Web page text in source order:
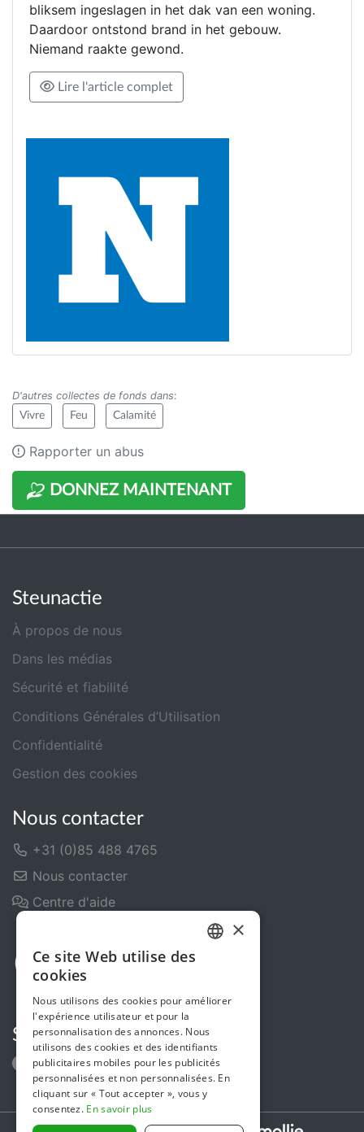
DONNEZ MAINTENANT
bliksem ingeslagen in het dak van een woning.
Daardoor ontstond brand in het gebouw.
Niemand raakte gewond.
Lire l'article complet
D'autres collectes de fonds dans:
Vivre Feu Calamité
Rapporter un abus
Steunactie
À propos de nous
Dans les médias
Sécurité et fiabilité
Conditions Générales d’Utilisation
Confidentialité
Gestion des cookies
Nous contacter
+31 (0)85 488 4765
Nous contacter
Centre d'aide
Suivez-nous
×
Ce site Web utilise des
cookies
Nous utilisons des cookies pour améliorer
l'expérience utilisateur et pour la
personnalisation des annonces. Nous
utilisons des cookies et des identifiants
publicitaires mobiles pour les publicités
personnalisées et non personnalisées. En
cliquant sur « Tout accepter », vous y
consentez. En savoir plus